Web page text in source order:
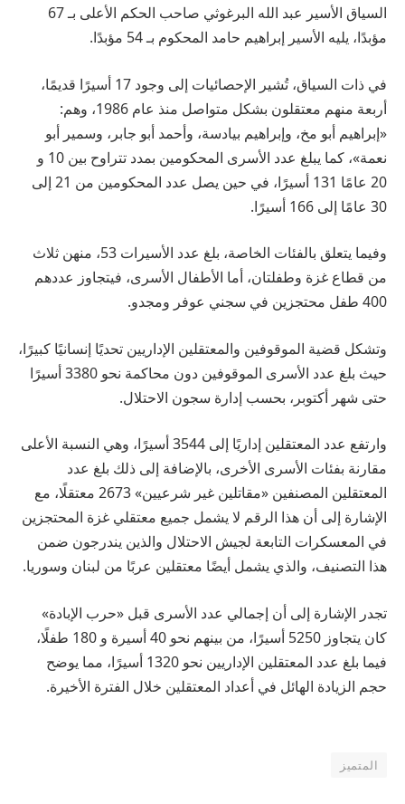
السياق الأسير عبد الله البرغوثي صاحب الحكم الأعلى بـ 67
مؤبدًا، يليه الأسير إبراهيم حامد المحكوم بـ 54 مؤبدًا.
في ذات السياق، تُشير الإحصائيات إلى وجود 17 أسيرًا قديمًا،
أربعة منهم معتقلون بشكل متواصل منذ عام 1986، وهم:
«إبراهيم أبو مخ، وإبراهيم بيادسة، وأحمد أبو جابر، وسمير أبو
نعمة»، كما يبلغ عدد الأسرى المحكومين بمدد تتراوح بين 10 و
20 عامًا 131 أسيرًا، في حين يصل عدد المحكومين من 21 إلى
30 عامًا إلى 166 أسيرًا.
وفيما يتعلق بالفئات الخاصة، بلغ عدد الأسيرات 53، منهن ثلاث
من قطاع غزة وطفلتان، أما الأطفال الأسرى، فيتجاوز عددهم
400 طفل محتجزين في سجني عوفر ومجدو.
وتشكل قضية الموقوفين والمعتقلين الإداريين تحديًا إنسانيًا كبيرًا،
حيث بلغ عدد الأسرى الموقوفين دون محاكمة نحو 3380 أسيرًا
حتى شهر أكتوبر، بحسب إدارة سجون الاحتلال.
وارتفع عدد المعتقلين إداريًا إلى 3544 أسيرًا، وهي النسبة الأعلى
مقارنة بفئات الأسرى الأخرى، بالإضافة إلى ذلك بلغ عدد
المعتقلين المصنفين «مقاتلين غير شرعيين» 2673 معتقلًا، مع
الإشارة إلى أن هذا الرقم لا يشمل جميع معتقلي غزة المحتجزين
في المعسكرات التابعة لجيش الاحتلال والذين يندرجون ضمن
هذا التصنيف، والذي يشمل أيضًا معتقلين عربًا من لبنان وسوريا.
تجدر الإشارة إلى أن إجمالي عدد الأسرى قبل «حرب الإبادة»
كان يتجاوز 5250 أسيرًا، من بينهم نحو 40 أسيرة و 180 طفلًا،
فيما بلغ عدد المعتقلين الإداريين نحو 1320 أسيرًا، مما يوضح
حجم الزيادة الهائل في أعداد المعتقلين خلال الفترة الأخيرة.
المتميز